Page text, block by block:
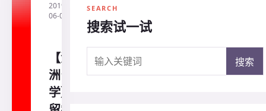
2019-
06-05
【澳
洲留
学】
SEARCH
搜索试一试
搜索关键词
搜索